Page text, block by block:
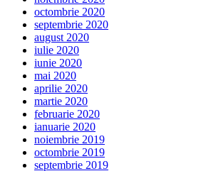
octombrie 2020
septembrie 2020
august 2020
iulie 2020
iunie 2020
mai 2020
aprilie 2020
martie 2020
februarie 2020
ianuarie 2020
noiembrie 2019
octombrie 2019
septembrie 2019